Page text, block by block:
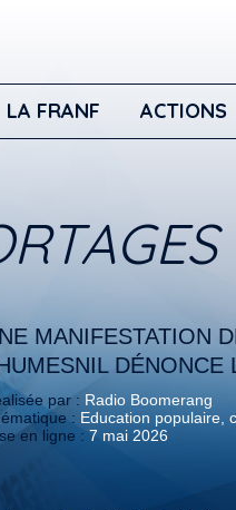
LA FRANF ACTIONS
MANIFESTATION
DÉNONCE
par : Radio Boomerang
: Education populaire,
en ligne : 7 mai 2026